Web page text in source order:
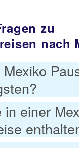
zu
nach
einer